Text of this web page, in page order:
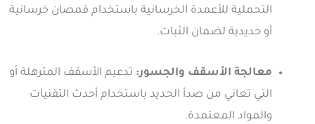
التحملية للأعمدة الخرسانية باستخدام قمصان خرسانية
أو حديدية لضمان الثبات.
معالجة الأسقف والجسور: تدعيم الأسقف المترهلة أو
التي تعاني من صدأ الحديد باستخدام أحدث التقنيات
والمواد المعتمدة.